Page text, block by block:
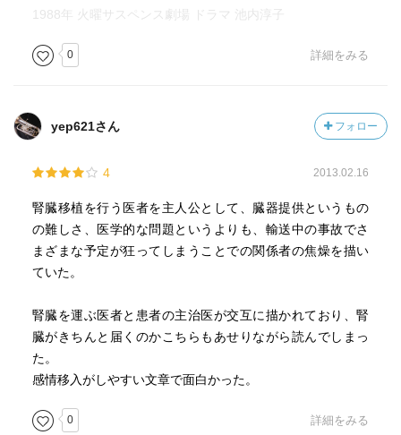
1988年 火曜サスペンス劇場 ドラマ 池内淳子
0 詳細をみる
yep621さん フォロー
4 2013.02.16
腎臓移植を行う医者を主人公として、臓器提供というもの
の難しさ、医学的な問題というよりも、輸送中の事故でさ
まざまな予定が狂ってしまうことでの関係者の焦燥を描い
ていた。
腎臓を運ぶ医者と患者の主治医が交互に描かれており、腎
臓がきちんと届くのかこちらもあせりながら読んでしまっ
た。
感情移入がしやすい文章で面白かった。
0 詳細をみる